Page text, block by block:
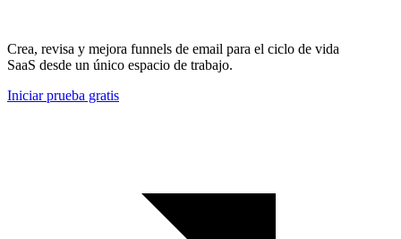
Crea, revisa y mejora funnels de email para el ciclo de vida
SaaS desde un único espacio de trabajo.
Iniciar prueba gratis